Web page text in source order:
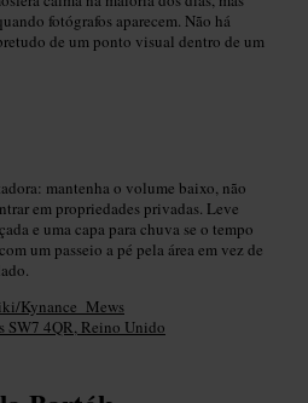
fotógrafos aparecem. Não há
de um ponto visual dentro de um
mantenha o volume baixo, não
em propriedades privadas. Leve
e uma capa para chuva se o tempo
um passeio a pé pela área em vez de
Kynance_Mews
SW7 4QR, Reino Unido